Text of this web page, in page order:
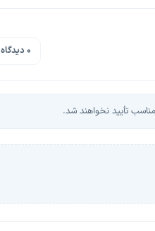
0 دیدگاه
تأیید نخواهند شد.